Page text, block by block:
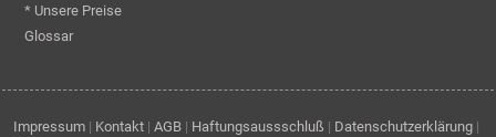
* Unsere Preise
Glossar
Impressum | Kontakt | AGB | Haftungsaussschluß | Datenschutzerklärung |